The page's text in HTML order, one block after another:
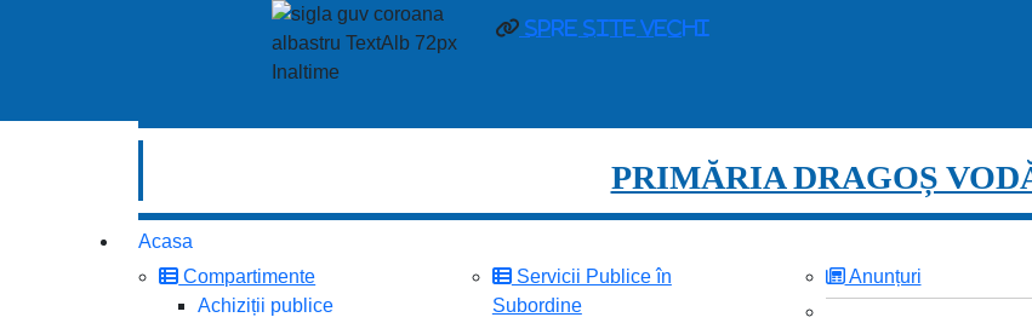
spre site vechi
PRIMĂRIA DRAGOȘ
Acasa
Compartimente
Achiziții publice
Servicii Publice în
Subordine
Anunțuri